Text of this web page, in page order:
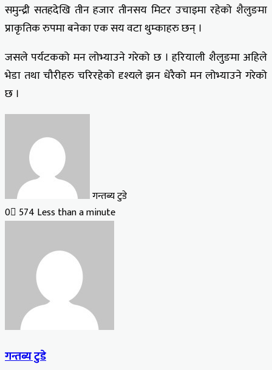
समुन्द्री सतहदेखि तीन हजार तीनसय मिटर उचाइमा रहेको शैलुङमा
प्राकृतिक रुपमा बनेका एक सय वटा थुम्काहरु छन् ।
जसले पर्यटकको मन लोभ्याउने गरेको छ । हरियाली शैलुङमा अहिले
भेडा तथा चौरीहरु चरिरहेको दृश्यले झन धेरैको मन लोभ्याउने गरेको
छ ।
गन्तब्य टुडे
0 574 Less than a minute
गन्तब्य टुडे